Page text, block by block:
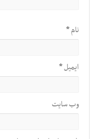
نام*
ایمیل*
وب‌ سایت